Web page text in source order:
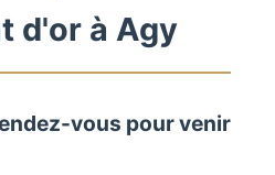
d'or à Agy
vous pour venir